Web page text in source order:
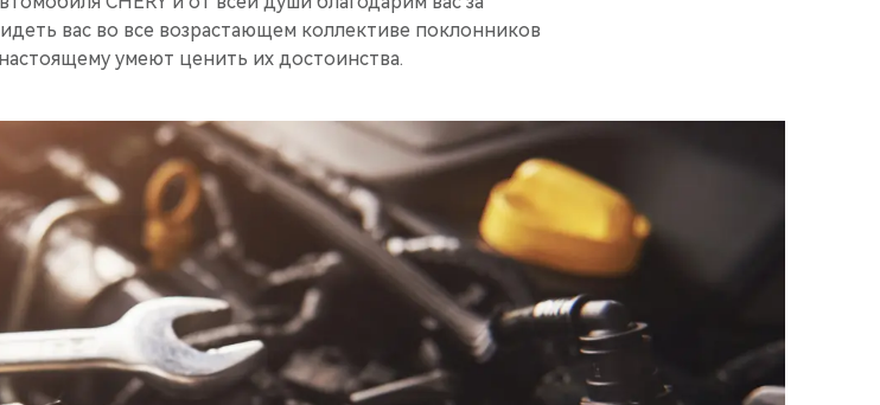
вас во все возрастающем коллективе поклонников
умеют ценить их достоинства.